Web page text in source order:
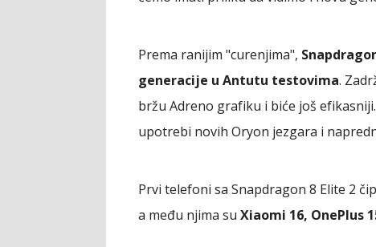
Prema ranijim "curenjima",
generacije u Antutu testovima.
bržu Adreno grafiku i biće još
upotrebi novih Oryon jezgara i
Prvi telefoni sa Snapdragon 8 Elite 2
a među njima su Xiaomi 16, OnePlus